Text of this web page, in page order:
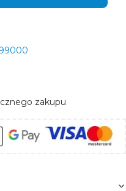
zakupu